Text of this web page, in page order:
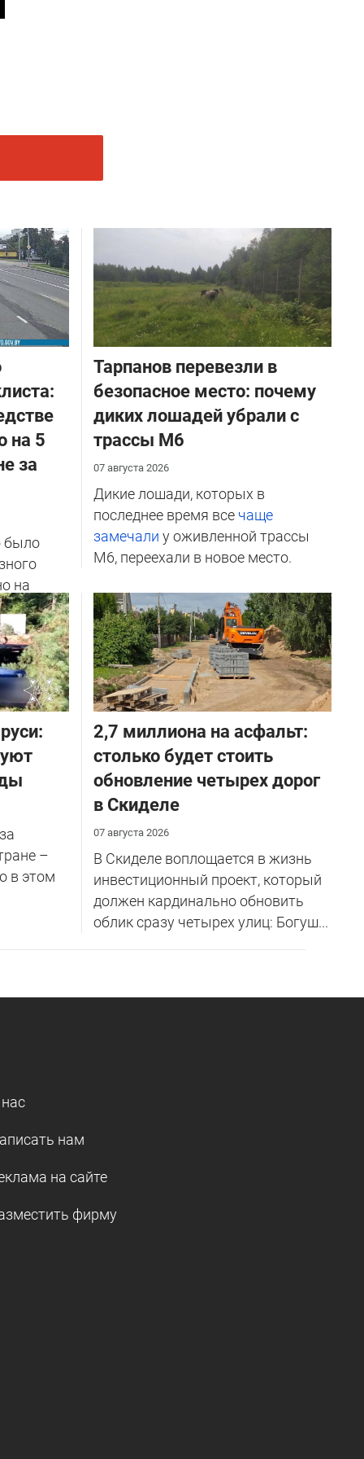
на 5
за
было
на
Тарпанов перевезли в
безопасное место: почему
диких лошадей убрали с
трассы М6
07 августа 2026
Дикие лошади, которых в
последнее время все чаще
замечали у оживленной трассы
М6, переехали в новое место.
–
в этом
2,7 миллиона на асфальт:
столько будет стоить
обновление четырех дорог
в Скиделе
07 августа 2026
В Скиделе воплощается в жизнь
инвестиционный проект, который
должен кардинально обновить
облик сразу четырех улиц: Богуш...
нам
на сайте
фирму